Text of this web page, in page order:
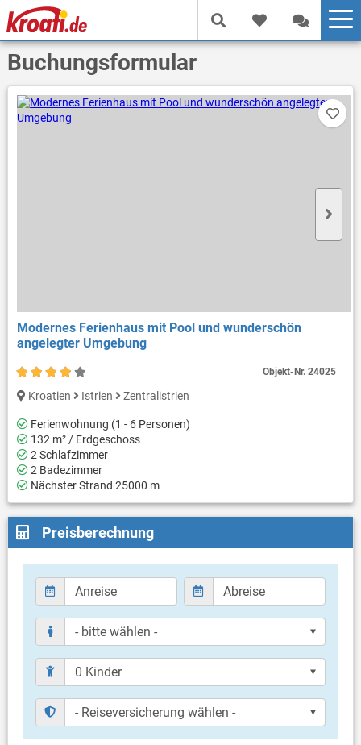
Buchungsformular
Modernes Ferienhaus mit Pool und wunderschön
angelegter Umgebung
Kroatien Istrien Zentralistrien
Ferienwohnung (1 - 6 Personen)
132 m² / Erdgeschoss
2 Schlafzimmer
2 Badezimmer
Nächster Strand 25000 m
Objekt-Nr. 24025
Preisberechnung